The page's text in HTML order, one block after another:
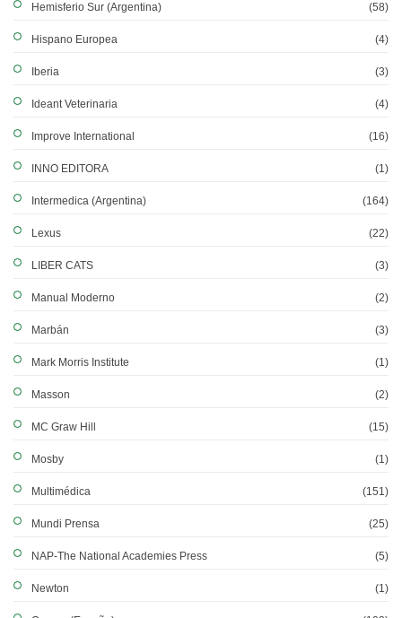
Hemisferio Sur (Argentina) (58)
Hispano Europea (4)
Iberia (3)
Ideant Veterinaria (4)
Improve International (16)
INNO EDITORA (1)
Intermedica (Argentina) (164)
Lexus (22)
LIBER CATS (3)
Manual Moderno (2)
Marbán (3)
Mark Morris Institute (1)
Masson (2)
MC Graw Hill (15)
Mosby (1)
Multimédica (151)
Mundi Prensa (25)
NAP-The National Academies Press (5)
Newton (1)